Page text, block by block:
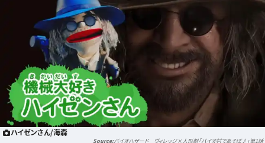
ハイゼンさん/海森
バイオハザード ヴィレッジ×人形劇「バイオ村であそぼ♪」第1話